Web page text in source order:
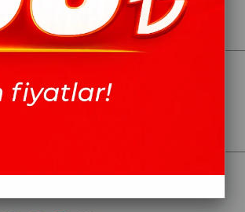
Sultan Eşarp
%
27 İndirim
11.43 USD (KDV Dahil)